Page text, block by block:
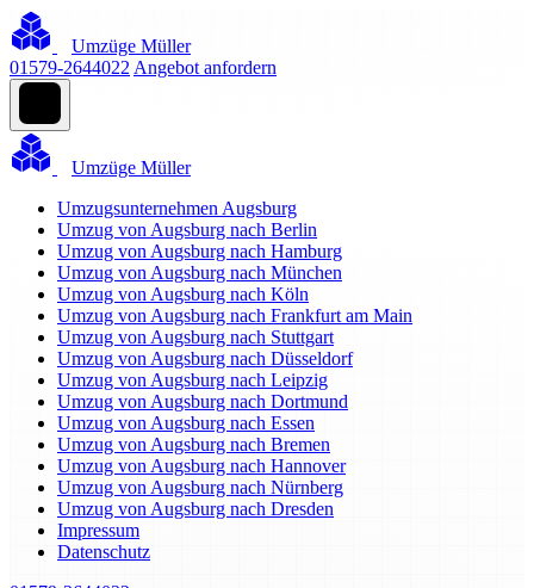
Umzüge Müller
01579-2644022 Angebot anfordern
Umzüge Müller
Umzugsunternehmen Augsburg
Umzug von Augsburg nach Berlin
Umzug von Augsburg nach Hamburg
Umzug von Augsburg nach München
Umzug von Augsburg nach Köln
Umzug von Augsburg nach Frankfurt am Main
Umzug von Augsburg nach Stuttgart
Umzug von Augsburg nach Düsseldorf
Umzug von Augsburg nach Leipzig
Umzug von Augsburg nach Dortmund
Umzug von Augsburg nach Essen
Umzug von Augsburg nach Bremen
Umzug von Augsburg nach Hannover
Umzug von Augsburg nach Nürnberg
Umzug von Augsburg nach Dresden
Impressum
Datenschutz